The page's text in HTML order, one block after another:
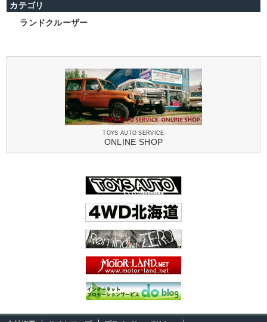
カテゴリ
ランドクルーザー
TOYS AUTO SERVICE
ONLINE SHOP